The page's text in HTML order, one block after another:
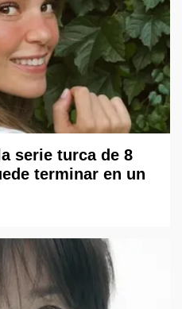
serie turca de 8
terminar en un